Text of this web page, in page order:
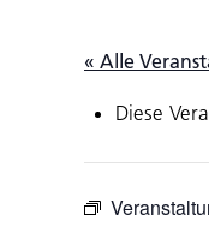
« Alle
Diese